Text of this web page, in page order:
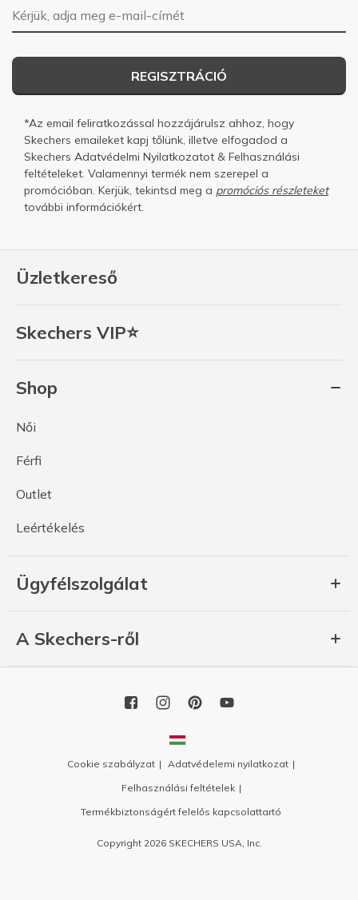
Üzletkereső
Skechers VIP⭐
Shop
Női
Férfi
Outlet
Leértékelés
Ügyfélszolgálat
A Skechers-ről
E-mail-cím
REGISZTRÁCIÓ
*Az email feliratkozással hozzájárulsz ahhoz, hogy
Skechers emaileket kapj tőlünk, illetve elfogadod a
Skechers Adatvédelmi Nyilatkozatot & Felhasználási
feltételeket. Valamennyi termék nem szerepel a
promócióban. Kerjük, tekintsd meg a promóciós részleteket
további információkért.
Cookie szabályzat
Adatvédelemi nyilatkozat
Felhasználási feltételek
Termékbiztonságért felelős kapcsolattartó
Copyright 2026 SKECHERS USA, Inc.